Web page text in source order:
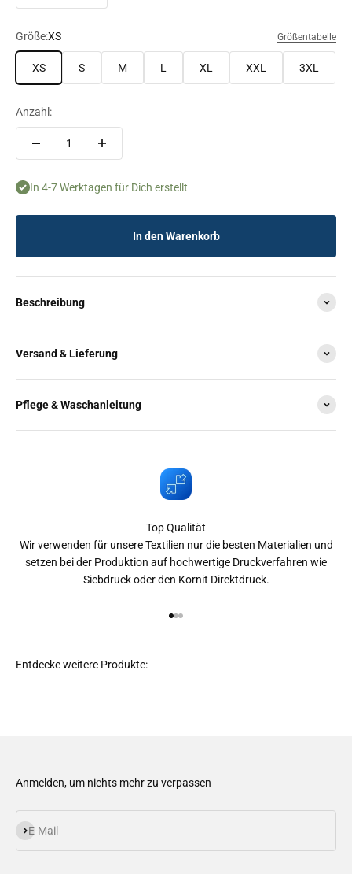
Größe:XS Größentabelle
XS S M L XL XXL 3XL
Anzahl:
In 4-7 Werktagen für Dich erstellt
In den Warenkorb
Beschreibung
Versand & Lieferung
Pflege & Waschanleitung
Top Qualität
Wir verwenden für unsere Textilien nur die besten Materialien und
setzen bei der Produktion auf hochwertige Druckverfahren wie
Siebdruck oder den Kornit Direktdruck.
Anmelden, um nichts mehr zu verpassen
E-Mail
Abonnieren